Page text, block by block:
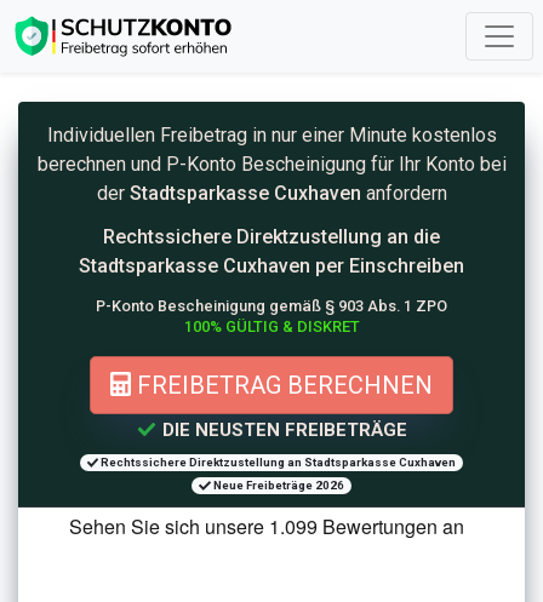
Individuellen Freibetrag in nur einer Minute kostenlos
berechnen und P-Konto Bescheinigung für Ihr Konto bei
der Stadtsparkasse Cuxhaven anfordern
Rechtssichere Direktzustellung an die
Stadtsparkasse Cuxhaven per Einschreiben
P-Konto Bescheinigung gemäß § 903 Abs. 1 ZPO
100% GÜLTIG & DISKRET
FREIBETRAG BERECHNEN
DIE NEUSTEN FREIBETRÄGE
Rechtssichere Direktzustellung an Stadtsparkasse Cuxhaven
Neue Freibeträge 2026